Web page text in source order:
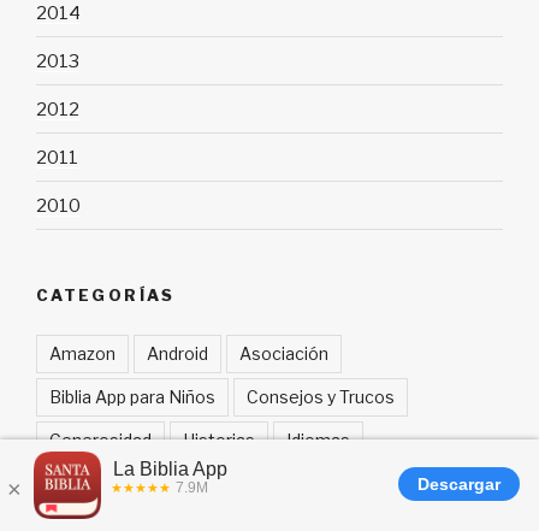
2014
2013
2012
2011
2010
CATEGORÍAS
Amazon Android Asociación
Biblia App para Niños Consejos y Trucos
Generosidad Historias Idiomas
iOS (iPhone iPad) Kindle Lanzamientos